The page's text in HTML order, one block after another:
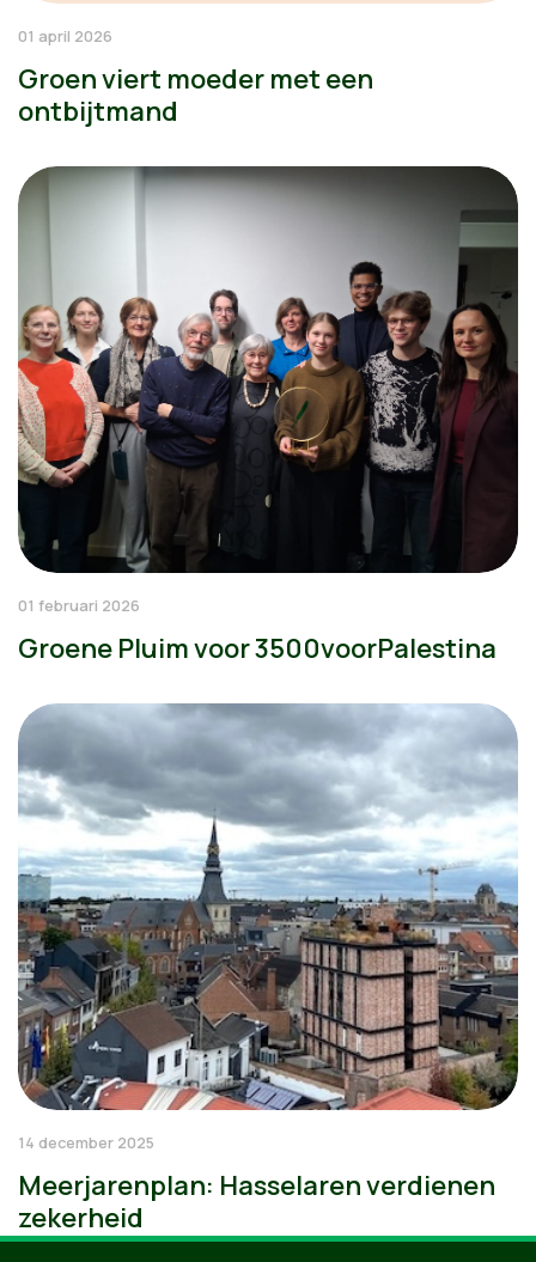
01 april 2026
Groen viert moeder met een
ontbijtmand
01 februari 2026
Groene Pluim voor 3500voorPalestina
14 december 2025
Meerjarenplan: Hasselaren verdienen
zekerheid